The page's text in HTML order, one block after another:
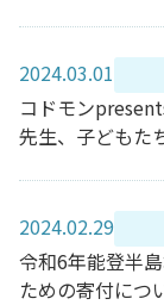
2024.03.01
コドモン
先生、子どもた
2024.02.29
令和6年能登半
ための寄付につ